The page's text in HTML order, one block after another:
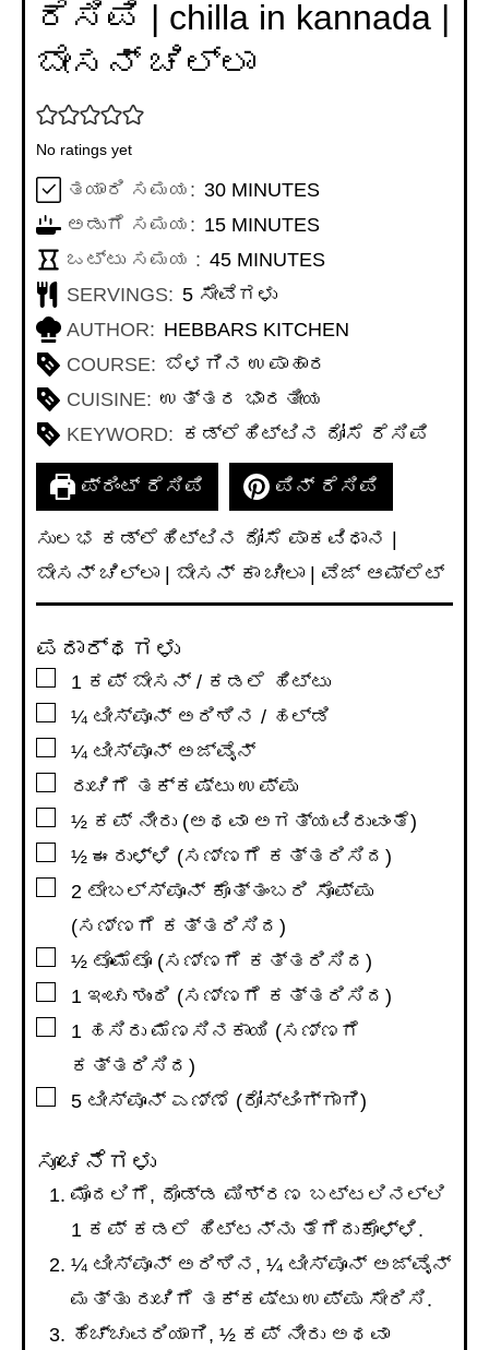
ರೆಸಿಪಿ | chilla in kannada |
ಬೇಸನ್ ಚಿಲ್ಲಾ
No ratings yet
ತಯಾರಿ ಸಮಯ: 30MINUTES
MINUTES
ಅಡುಗೆ ಸಮಯ: 15MINUTES
MINUTES
ಒಟ್ಟು ಸಮಯ : 45MINUTES
MINUTES
SERVINGS: 5 ಸೇವೆಗಳು
AUTHOR: HEBBARS KITCHEN
COURSE: ಬೆಳಗಿನ ಉಪಾಹಾರ
CUISINE: ಉತ್ತರ ಭಾರತೀಯ
KEYWORD: ಕಡ್ಲೆಹಿಟ್ಟಿನ ದೋಸೆ ರೆಸಿಪಿ
ಪ್ರಿಂಟ್ ರೆಸಿಪಿ ಪಿನ್ ರೆಸಿಪಿ
ಸುಲಭ ಕಡ್ಲೆಹಿಟ್ಟಿನ ದೋಸೆ ಪಾಕವಿಧಾನ |
ಬೇಸನ್ ಚಿಲ್ಲಾ | ಬೇಸನ್ ಕಾ ಚೀಲಾ | ವೆಜ್ ಆಮ್ಲೆಟ್
ಪದಾರ್ಥಗಳು
▢1 ಕಪ್ ಬೇಸನ್ / ಕಡಲೆ ಹಿಟ್ಟು
▢¼ ಟೀಸ್ಪೂನ್ ಅರಿಶಿನ / ಹಲ್ಡಿ
▢¼ ಟೀಸ್ಪೂನ್ ಅಜ್ವೈನ್
ರುಚಿಗೆ ತಕ್ಕಷ್ಟು ಉಪ್ಪು
▢½ ಕಪ್ ನೀರು (ಅಥವಾ ಅಗತ್ಯವಿರುವಂತೆ)
▢½ ಈರುಳ್ಳಿ (ಸಣ್ಣಗೆ ಕತ್ತರಿಸಿದ)
▢2 ಟೇಬಲ್ಸ್ಪೂನ್ ಕೊತ್ತಂಬರಿ ಸೊಪ್ಪು
(ಸಣ್ಣಗೆ ಕತ್ತರಿಸಿದ)
▢½ ಟೊಮೆಟೊ (ಸಣ್ಣಗೆ ಕತ್ತರಿಸಿದ)
▢1 ಇಂಚು ಶುಂಠಿ (ಸಣ್ಣಗೆ ಕತ್ತರಿಸಿದ)
▢1 ಹಸಿರು ಮೆಣಸಿನಕಾಯಿ (ಸಣ್ಣಗೆ
ಕತ್ತರಿಸಿದ)
▢5 ಟೀಸ್ಪೂನ್ ಎಣ್ಣೆ (ರೋಸ್ಟಿಂಗ್ಗಾಗಿ)
ಸೂಚನೆಗಳು
ಮೊದಲಿಗೆ, ದೊಡ್ಡ ಮಿಶ್ರಣ ಬಟ್ಟಲಿನಲ್ಲಿ
1 ಕಪ್ ಕಡಲೆ ಹಿಟ್ಟನ್ನು ತೆಗೆದುಕೊಳ್ಳಿ.
¼ ಟೀಸ್ಪೂನ್ ಅರಿಶಿನ, ¼ ಟೀಸ್ಪೂನ್ ಅಜ್ವೈನ್
ಮತ್ತು ರುಚಿಗೆ ತಕ್ಕಷ್ಟು ಉಪ್ಪು ಸೇರಿಸಿ.
ಹೆಚ್ಚುವರಿಯಾಗಿ, ½ ಕಪ್ ನೀರು ಅಥವಾ